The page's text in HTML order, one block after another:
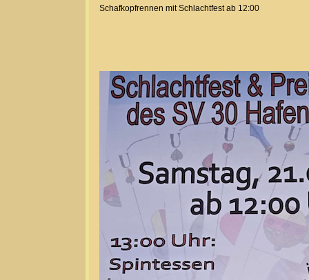
Schafkopfrennen mit Schlachtfest ab 12:00